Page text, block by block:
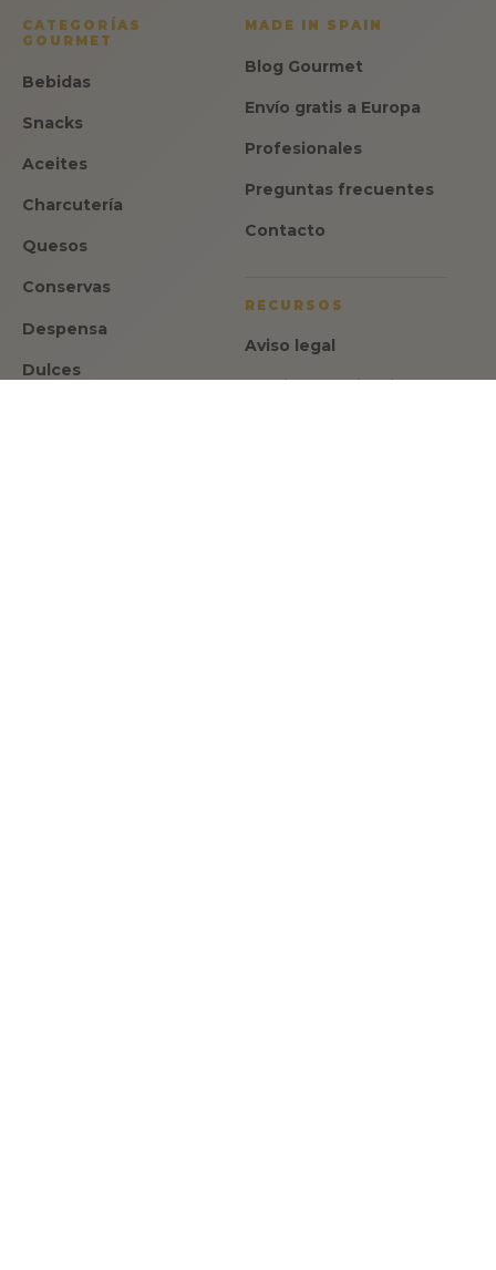
CATEGORÍAS
GOURMET
Bebidas
Snacks
Aceites
Charcutería
Quesos
Conservas
Despensa
Dulces
MADE IN SPAIN
Blog Gourmet
Envío gratis a Europa
Profesionales
Preguntas frecuentes
Contacto
RECURSOS
Aviso legal